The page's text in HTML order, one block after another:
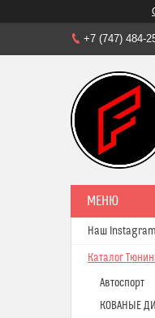
+7 (747) 484-
Наш Instagram
Каталог
Автоспорт
КОВАНЫЕ